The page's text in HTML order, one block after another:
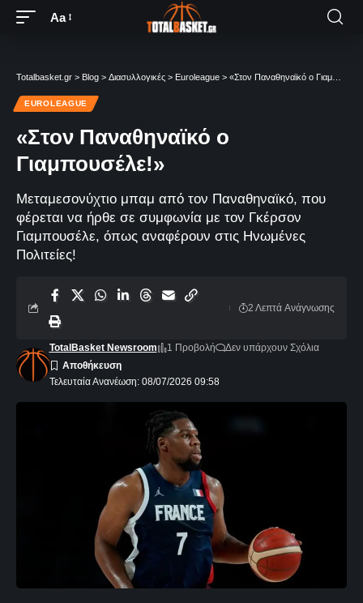
Aa
Totalbasket.gr > Blog > Διασυλλογικές > Euroleague > «Στον Παναθηναϊκό ο Γιαμπουσέλε!»
EUROLEAGUE
«Στον Παναθηναϊκό ο
Γιαμπουσέλε!»
Μεταμεσονύχτιο μπαμ από τον Παναθηναϊκό, που
φέρεται να ήρθε σε συμφωνία με τον Γκέρσον
Γιαμπουσέλε, όπως αναφέρουν στις Ηνωμένες
Πολιτείες!
Τελευταία Ανανέωση: 08/07/2026 09:58
TotalBasket Newsroom 1 Προβολή Δεν υπάρχουν Σχόλια
2 Λεπτά Aνάγνωσης